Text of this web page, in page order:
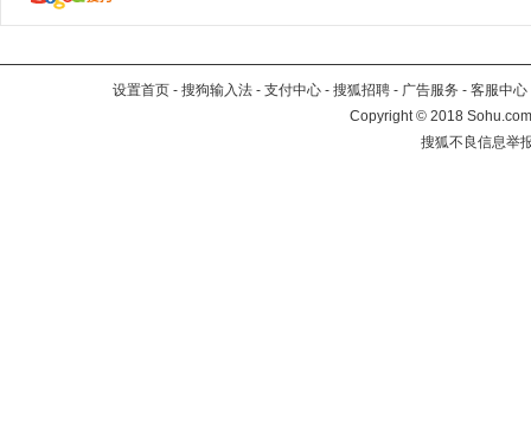
设置首页 - 搜狗输入法 - 支付中心 - 搜狐招聘 - 广告服务 - 客服中心
Copyright©2018
搜狐不良信息举